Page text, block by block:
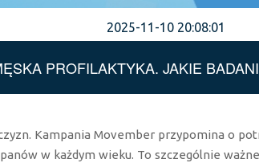
2025-11-10 20:08:01
PROFILAKTYKA. JAKIE
Kampania Movember przypomina o
w każdym wieku. To szczególnie